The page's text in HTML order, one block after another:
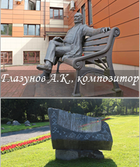
Глазунов А.К., композитор